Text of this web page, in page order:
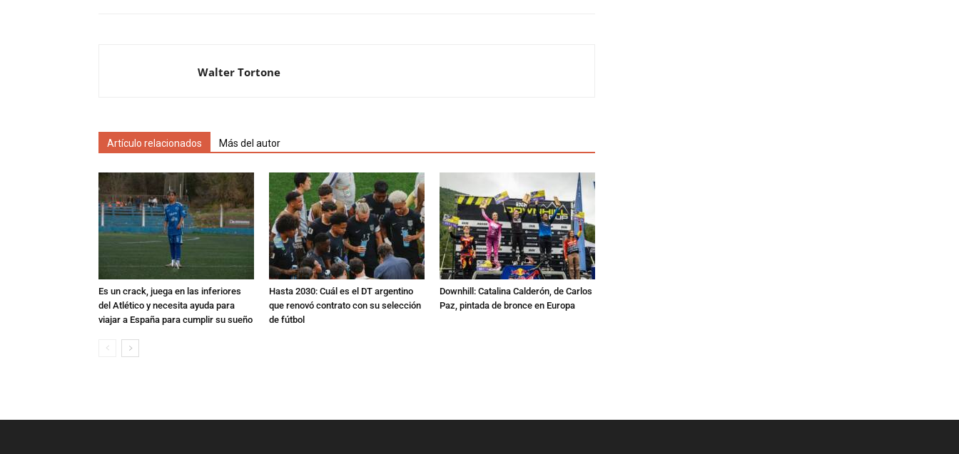
Walter Tortone
Artículo relacionados Más del autor
Es un crack, juega en las inferiores
del Atlético y necesita ayuda para
viajar a España para cumplir su sueño
Hasta 2030: Cuál es el DT argentino
que renovó contrato con su selección
de fútbol
Downhill: Catalina Calderón, de Carlos
Paz, pintada de bronce en Europa